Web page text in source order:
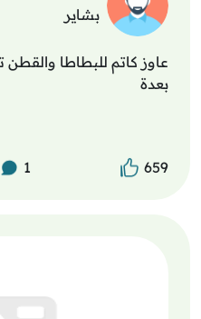
بشاير
عاوز كاتم للبطاطا والقطن
بعدة
659
1